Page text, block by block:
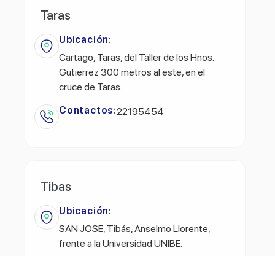
Taras
Ubicación:
Cartago, Taras, del Taller de los Hnos.
Gutierrez 300 metros al este, en el
cruce de Taras.
Contactos:22195454
Tibas
Ubicación:
SAN JOSE, Tibás, Anselmo Llorente,
frente a la Universidad UNIBE.